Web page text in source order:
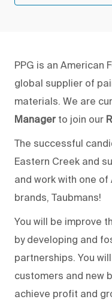
PPG is an American
global supplier of
materials. We are
Manager to join our
The successful
Eastern Creek and
and work with one of
brands, Taubmans!
You will be improve
by developing and
partnerships. You
customers and new
achieve profit and